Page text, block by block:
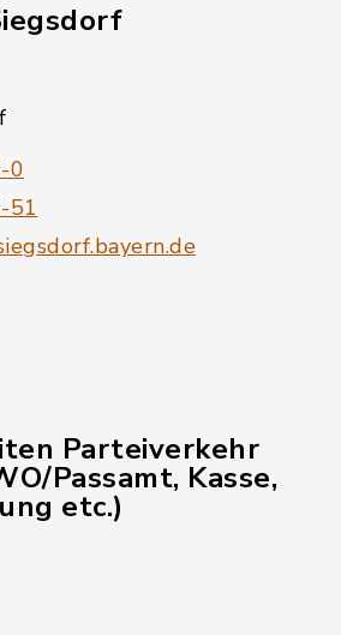
0
51
Parteiverkehr
Passamt, Kasse,
etc.)